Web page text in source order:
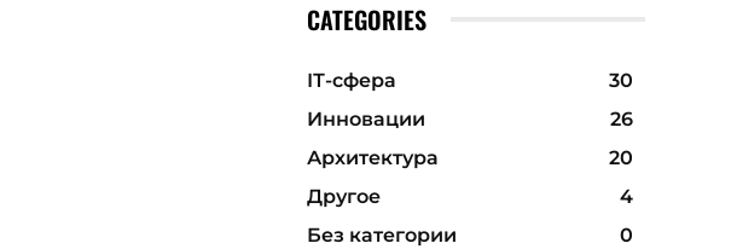
CATEGORIES
ІТ-сфера
30
Инновации
26
Архитектура
20
Другое
4
Без категории
0